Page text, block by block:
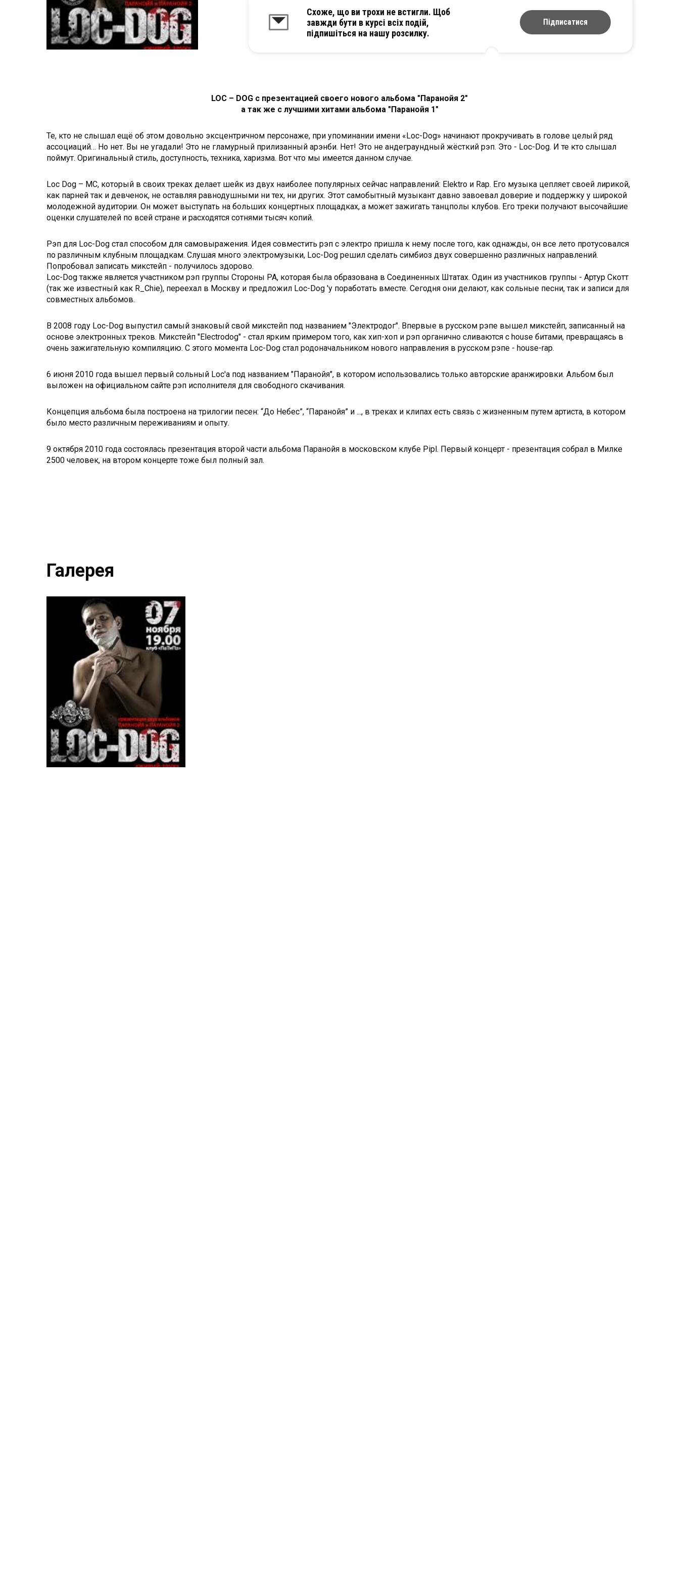
Схоже, що ви трохи не встигли. Щоб
завжди бути в курсі всіх подій,
підпишіться на нашу розсилку.
Підписатися
LOC – DOG с презентацией своего нового альбома "Паранойя 2"
а так же с лучшими хитами альбома "Паранойя 1"
Те, кто не слышал ещё об этом довольно эксцентричном персонаже, при упоминании имени «Loc-Dog» начинают прокручивать в голове целый ряд
ассоциаций… Но нет. Вы не угадали! Это не гламурный прилизанный арэнби. Нет! Это не андеграундный жёсткий рэп. Это - Loc-Dog. И те кто слышал
поймут. Оригинальный стиль, доступность, техника, харизма. Вот что мы имеется данном случае.
Loc Dog – МС, который в своих треках делает шейк из двух наиболее популярных сейчас направлений: Elektro и Rap. Его музыка цепляет своей лирикой,
как парней так и девченок, не оставляя равнодушными ни тех, ни других. Этот самобытный музыкант давно завоевал доверие и поддержку у широкой
молодежной аудитории. Он может выступать на больших концертных площадках, а может зажигать танцполы клубов. Его треки получают высочайшие
оценки слушателей по всей стране и расходятся сотнями тысяч копий.
Рэп для Loc-Dog стал способом для самовыражения. Идея совместить рэп с электро пришла к нему после того, как однажды, он все лето протусовался
по различным клубным площадкам. Слушая много электромузыки, Loc-Dog решил сделать симбиоз двух совершенно различных направлений.
Попробовал записать микстейп - получилось здорово.
Loc-Dog также является участником рэп группы Стороны РА, которая была образована в Соединенных Штатах. Один из участников группы - Артур Скотт
(так же известный как R_Chie), переехал в Москву и предложил Loc-Dog 'у поработать вместе. Сегодня они делают, как сольные песни, так и записи для
совместных альбомов.
В 2008 году Loc-Dog выпустил самый знаковый свой микстейп под названием "Электродог". Впервые в русском рэпе вышел микстейп, записанный на
основе электронных треков. Микстейп "Electrodog" - стал ярким примером того, как хип-хоп и рэп органично сливаются с house битами, превращаясь в
очень зажигательную компиляцию. С этого момента Loc-Dog стал родоначальником нового направления в русском рэпе - house-rap.
6 июня 2010 года вышел первый сольный Loc'а под названием "Паранойя", в котором использовались только авторские аранжировки. Альбом был
выложен на официальном сайте рэп исполнителя для свободного скачивания.
Концепция альбома была построена на трилогии песен: “До Небес”, “Паранойя” и ..., в треках и клипах есть связь с жизненным путем артиста, в котором
было место различным переживаниям и опыту.
9 октября 2010 года состоялась презентация второй части альбома Паранойя в московском клубе Pipl. Первый концерт - презентация собрал в Милке
2500 человек, на втором концерте тоже был полный зал.
Галерея